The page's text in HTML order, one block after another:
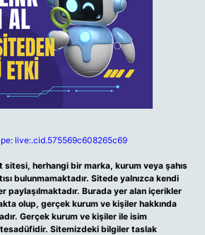
live:.cid.575569c608265c69
sitesi, herhangi bir marka, kurum veya şahıs
bulunmamaktadır. Sitede yalnızca kendi
paylaşılmaktadır. Burada yer alan içerikler
olup, gerçek kurum ve kişiler hakkında
Gerçek kurum ve kişiler ile isim
Sitemizdeki bilgiler taslak